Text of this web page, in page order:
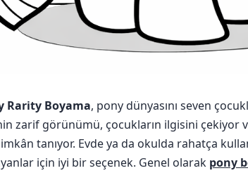
Rarity Boyama, pony dünyasını seven
zarif görünümü, çocukların ilgisini
tanıyor. Evde ya da okulda rahatça
için iyi bir seçenek. Genel olarak pony